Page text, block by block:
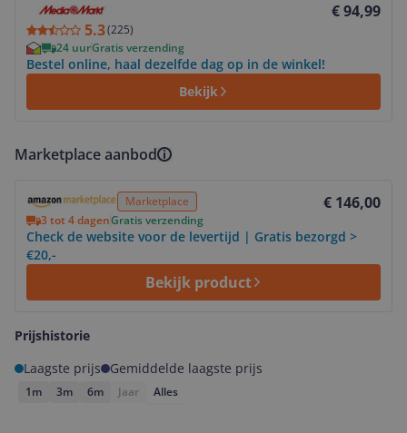
5.3(225)
€ 94,99
24 uurGratis verzending
Bestel online, haal dezelfde dag op in de winkel!
Bekijk
Marketplace aanbod
Marketplace € 146,00
3 tot 4 dagenGratis verzending
Check de website voor de levertijd | Gratis bezorgd >
€20,-
Bekijk product
Prijshistorie
Laagste prijs
Gemiddelde laagste prijs
1m 3m 6m Jaar Alles